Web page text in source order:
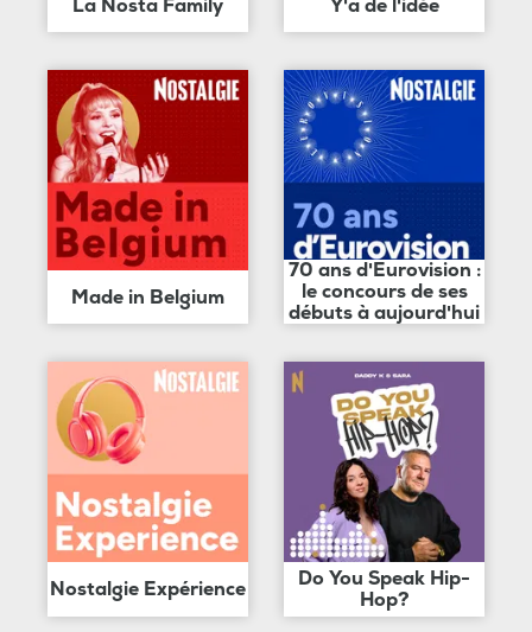
La Nosta Family Y'a de l'idée
Made in Belgium
70 ans d'Eurovision :
le concours de ses
débuts à aujourd'hui
Nostalgie Expérience
Do You Speak Hip-
Hop?